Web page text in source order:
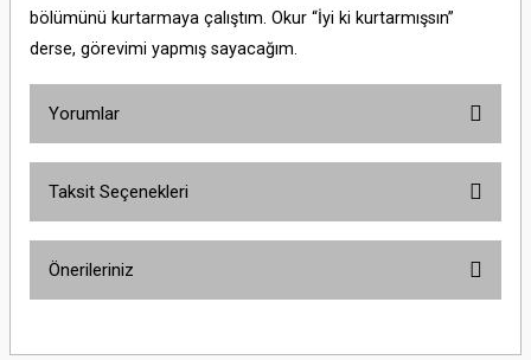
bölümünü kurtarmaya çalıştım. Okur “İyi ki kurtarmışsın”
derse, görevimi yapmış sayacağım.
Yorumlar
Taksit Seçenekleri
Önerileriniz
yetersiz gördüğünüz noktaları öneri formunu kullanarak tarafımıza